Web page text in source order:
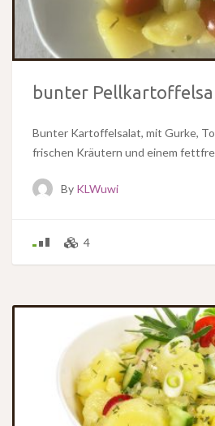
bunter
Bunter Kartoffelsalat, mit Gurke,
frischen Kräutern und einem
By KLWuwi
4